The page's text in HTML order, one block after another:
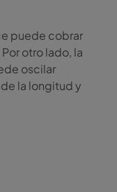
puede cobrar
Por otro lado, la
oscilar
la longitud y